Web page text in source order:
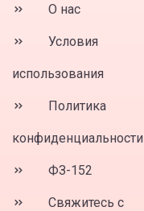
О нас
Условия
использования
Политика
конфиденциальности
ФЗ-152
Свяжитесь с